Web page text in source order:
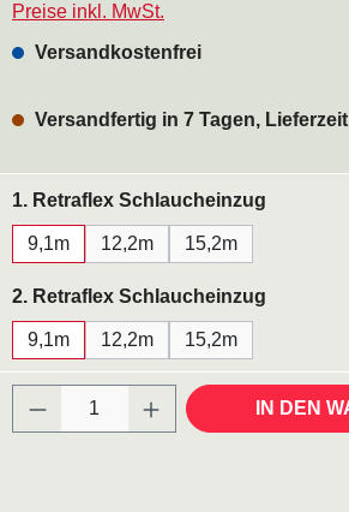
Preise inkl. MwSt.
Versandkostenfrei
Versandfertig in 7 Tagen,
1. Retraflex Schlaucheinzug
9,1m 12,2m 15,2m
2. Retraflex Schlaucheinzug
9,1m 12,2m 15,2m
Produkt Anzahl: Gib den
IN DEN